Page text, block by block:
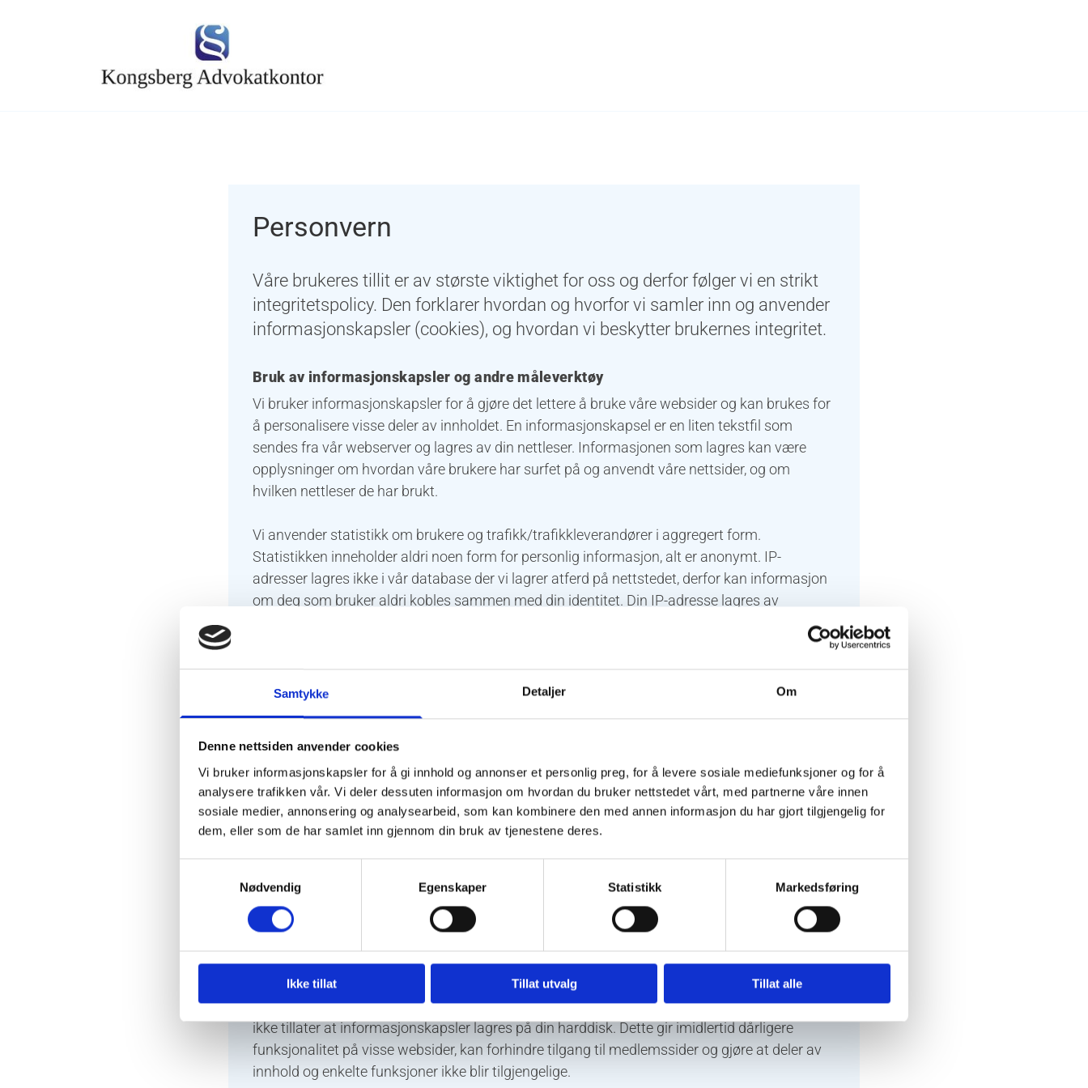
Samtykke Detaljer Om
Denne nettsiden anvender cookies
Vi bruker informasjonskapsler for å gi innhold og annonser et personlig preg, for å levere sosiale mediefunksjoner og for å
analysere trafikken vår. Vi deler dessuten informasjon om hvordan du bruker nettstedet vårt, med partnerne våre innen
sosiale medier, annonsering og analysearbeid, som kan kombinere den med annen informasjon du har gjort tilgjengelig for
dem, eller som de har samlet inn gjennom din bruk av tjenestene deres.
Nødvendig
Egenskaper Statistikk Markedsføring
Ikke tillat Tillat utvalg Tillat alle
Personvern
Våre brukeres tillit er av største viktighet for oss og derfor følger vi en strikt
integritetspolicy. Den forklarer hvordan og hvorfor vi samler inn og anvender
informasjonskapsler (cookies), og hvordan vi beskytter brukernes integritet.
Bruk av informasjonskapsler og andre måleverktøy
Vi bruker informasjonskapsler for å gjøre det lettere å bruke våre websider og kan brukes for
å personalisere visse deler av innholdet. En informasjonskapsel er en liten tekstfil som
sendes fra vår webserver og lagres av din nettleser. Informasjonen som lagres kan være
opplysninger om hvordan våre brukere har surfet på og anvendt våre nettsider, og om
hvilken nettleser de har brukt.
Vi anvender statistikk om brukere og trafikk/trafikkleverandører i aggregert form.
Statistikken inneholder aldri noen form for personlig informasjon, alt er anonymt. IP-
adresser lagres ikke i vår database der vi lagrer atferd på nettstedet, derfor kan informasjon
om deg som bruker aldri kobles sammen med din identitet. Din IP-adresse lagres av
Utvikle og forbedre nettstedet gjennom å forstå hvordan det anvendes.
Beregne og rapportere brukerantall og trafikk.
Gjøre det lettere for deg å navigere på nettstedet.
Gjøre det mulig for systemet å kjenne igjen faste brukere for å kunne tilpasse
tjenestene.
markedsundersøkelser og trafikkmålinger, og for å forbedre funksjonaliteten på
nettstedet.
Du kan slette informasjonskapsler fra din harddisk når som helst, men dette gjør at dine
personlige innstillinger forsvinner. Du kan også endre innstillingene i din nettleser slik at den
ikke tillater at informasjonskapsler lagres på din harddisk. Dette gir imidlertid dårligere
funksjonalitet på visse websider, kan forhindre tilgang til medlemssider og gjøre at deler av
innhold og enkelte funksjoner ikke blir tilgjengelige.